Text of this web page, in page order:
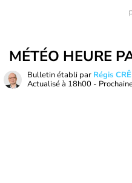
MÉTÉO HEURE
Bulletin établi par Régis
Actualisé à 18h00 -